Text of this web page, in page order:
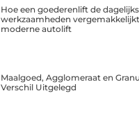
Hoe een goederenlift de
werkzaamheden
moderne autolift
Maalgoed, Agglomeraat en
Verschil Uitgelegd